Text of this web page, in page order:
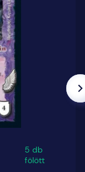
5 db
fölött